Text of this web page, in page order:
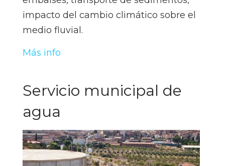
impacto del cambio climático sobre el
medio fluvial.
Más info
Servicio municipal de
agua